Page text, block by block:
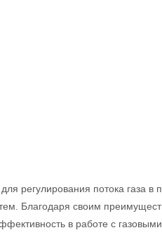
регулирования потока газа
Благодаря своим
в работе с